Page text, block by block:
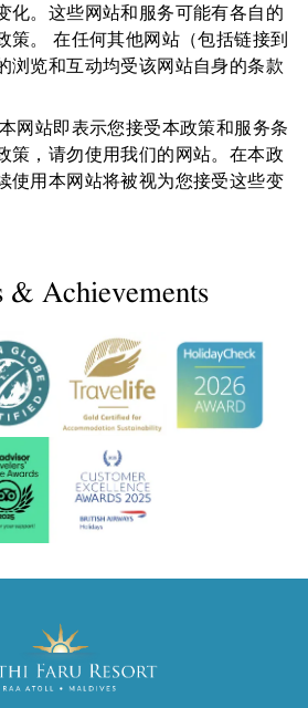
化。这些网站和服务可能有各自的
策。 在任何其他网站（包括链接到
浏览和互动均受该网站自身的条款
网站即表示您接受本政策和服务条
策，请勿使用我们的网站。在本政
使用本网站将被视为您接受这些变
& Achievements